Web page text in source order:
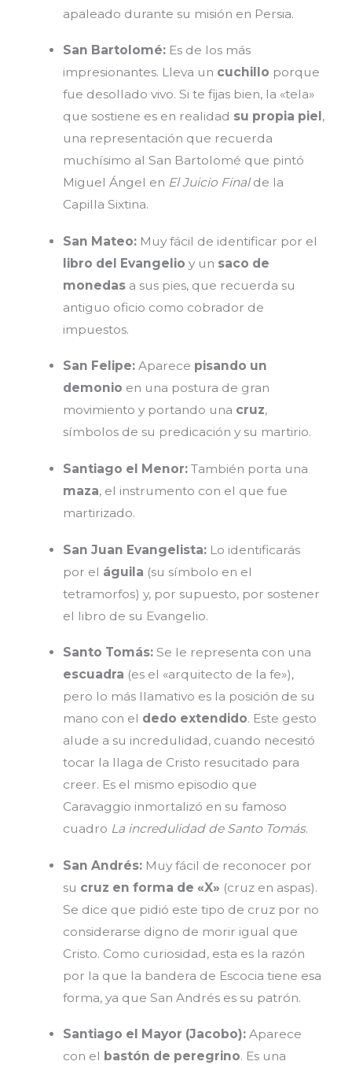
apaleado durante su misión en Persia.
San Bartolomé: Es de los más
impresionantes. Lleva un cuchillo porque
fue desollado vivo. Si te fijas bien, la «tela»
que sostiene es en realidad su propia piel ,
una representación que recuerda
muchísimo al San Bartolomé que pintó
Miguel Ángel en El Juicio Finalde la
Capilla Sixtina.
San Mateo: Muy fácil de identificar por el
libro del Evangelio y un saco de
monedas a sus pies, que recuerda su
antiguo oficio como cobrador de
impuestos.
San Felipe: Aparece pisando un
demonio en una postura de gran
movimiento y portando una cruz,
símbolos de su predicación y su martirio.
Santiago el Menor: También porta una
maza, el instrumento con el que fue
martirizado.
San Juan Evangelista: Lo identificarás
por el águila (su símbolo en el
tetramorfos) y, por supuesto, por sostener
el libro de su Evangelio.
Santo Tomás: Se le representa con una
escuadra (es el «arquitecto de la fe»),
pero lo más llamativo es la posición de su
mano con el dedo extendido. Este gesto
alude a su incredulidad, cuando necesitó
tocar la llaga de Cristo resucitado para
creer. Es el mismo episodio que
Caravaggio inmortalizó en su famoso
cuadro La incredulidad de Santo Tomás.
San Andrés: Muy fácil de reconocer por
su cruz en forma de «X» (cruz en aspas).
Se dice que pidió este tipo de cruz por no
considerarse digno de morir igual que
Cristo. Como curiosidad, esta es la razón
por la que la bandera de Escocia tiene esa
forma, ya que San Andrés es su patrón.
Santiago el Mayor (Jacobo): Aparece
con el bastón de peregrino. Es una